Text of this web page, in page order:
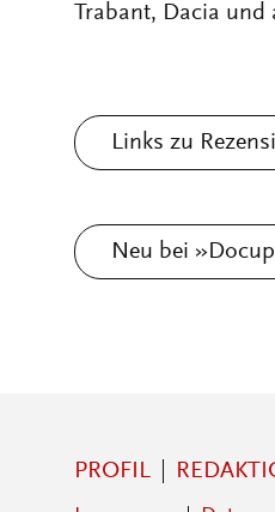
Trabant, Dacia
Links zu
Neu bei
PROFIL